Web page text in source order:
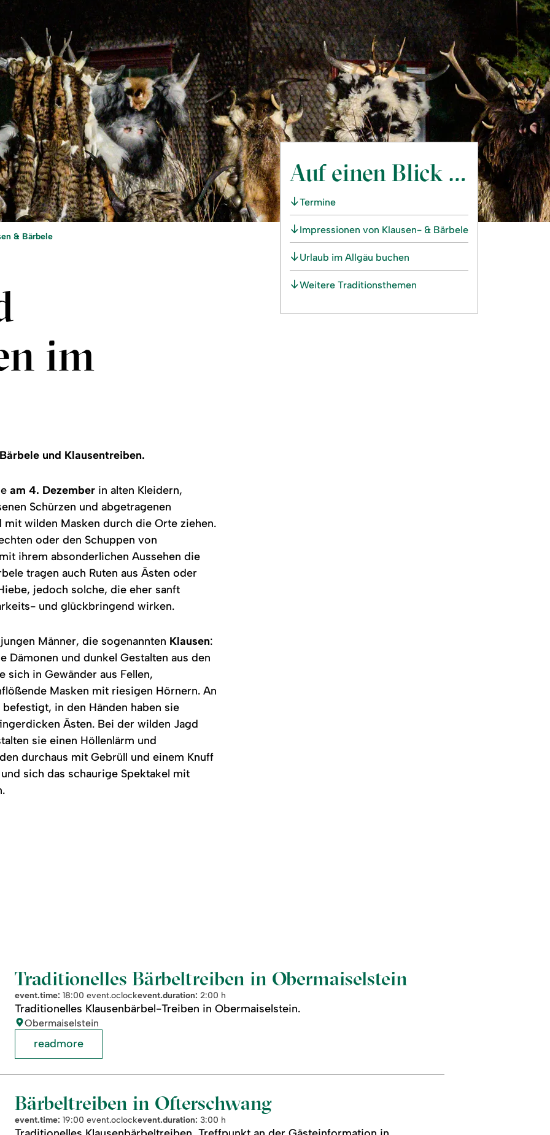
& Bärbele
Auf einen Blick …
Termine
Impressionen von Klausen- & Bärbele
Urlaub im Allgäu buchen
Weitere Traditionsthemen
im
und Klausentreiben.
am 4. Dezember in alten Kleidern,
Schürzen und abgetragenen
wilden Masken durch die Orte ziehen.
oder den Schuppen von
ihrem absonderlichen Aussehen die
tragen auch Ruten aus Ästen oder
jedoch solche, die eher sanft
und glückbringend wirken.
Männer, die sogenannten Klausen:
Dämonen und dunkel Gestalten aus den
sich in Gewänder aus Fellen,
Masken mit riesigen Hörnern. An
in den Händen haben sie
Ästen. Bei der wilden Jagd
sie einen Höllenlärm und
durchaus mit Gebrüll und einem Knuff
sich das schaurige Spektakel mit
Traditionelles Bärbeltreiben in Obermaiselstein
event.time: 18:00 event.oclockevent.duration: 2:00 h
Traditionelles Klausenbärbel-Treiben in Obermaiselstein.
location:
Obermaiselstein
readmore
Bärbeltreiben in Ofterschwang
event.time: 19:00 event.oclockevent.duration: 3:00 h